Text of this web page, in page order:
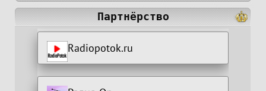
Партнёрство
Radiopotok.ru